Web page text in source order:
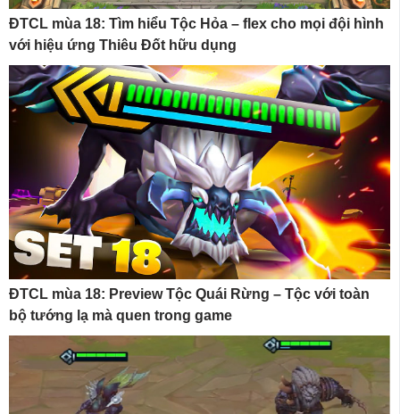
ĐTCL mùa 18: Tìm hiểu Tộc Hỏa – flex cho mọi đội hình
với hiệu ứng Thiêu Đốt hữu dụng
ĐTCL mùa 18: Preview Tộc Quái Rừng – Tộc với toàn
bộ tướng lạ mà quen trong game